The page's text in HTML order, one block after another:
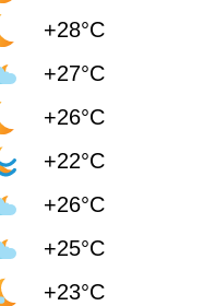
+28°C
+27°C
+26°C
+22°C
+26°C
+25°C
+23°C